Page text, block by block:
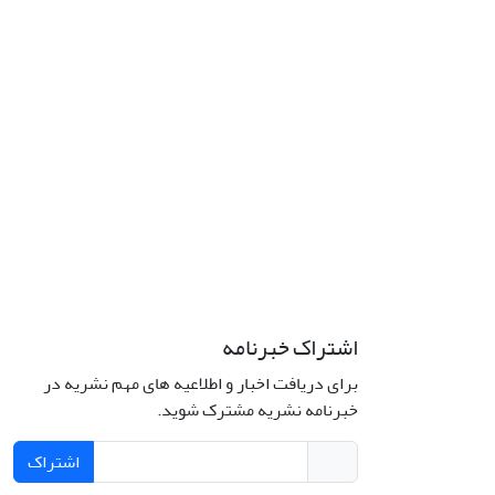
اشتراک خبرنامه
برای دریافت اخبار و اطلاعیه های مهم نشریه در
خبرنامه نشریه مشترک شوید.
اشتراک